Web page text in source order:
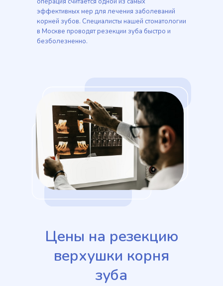
эффективных мер для лечения заболеваний
корней зубов. Специалисты нашей стоматологии
в Москве проводят резекции зуба быстро и
безболезненно.
Цены на резекцию
верхушки корня
зуба